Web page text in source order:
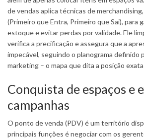
de vendas aplica técnicas de
(Primeiro que Entra, Primeiro que Sai), para
estoque e evitar perdas por validade. Ele
verifica a precificação e assegura que a
impecável, seguindo o planograma definido
marketing – o mapa que dita a posição
Conquista de espaços e
campanhas
O ponto de venda (PDV) é um território
principais funções é negociar com os